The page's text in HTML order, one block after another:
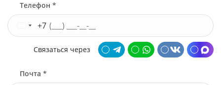
Телефон *
+7
Связаться через
Почта *